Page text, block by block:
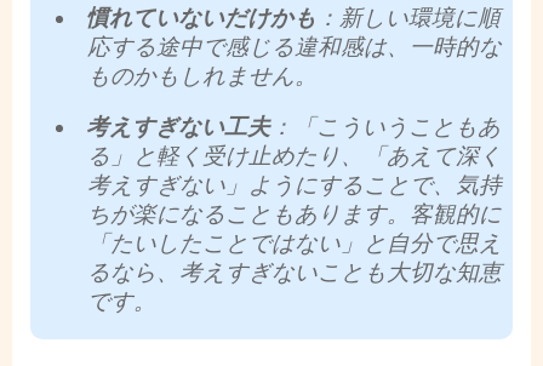
慣れていないだけかも ：新しい環境に順
応する途中で感じる違和感は、一時的な
ものかもしれません。
考えすぎない工夫：「こういうこともあ
る」と軽く受け止めたり、「あえて深く
考えすぎない」ようにすることで、気持
ちが楽になることもあります。客観的に
「たいしたことではない」と自分で思え
るなら、考えすぎないことも大切な知恵
です。